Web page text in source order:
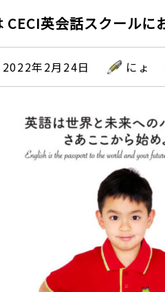
英会話スクールに
2022年2月24日 にょ